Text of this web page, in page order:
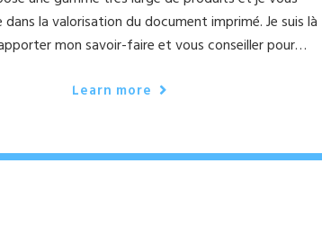
la valorisation du document imprimé. Je suis là
mon savoir-faire et vous conseiller pour…
Learn more